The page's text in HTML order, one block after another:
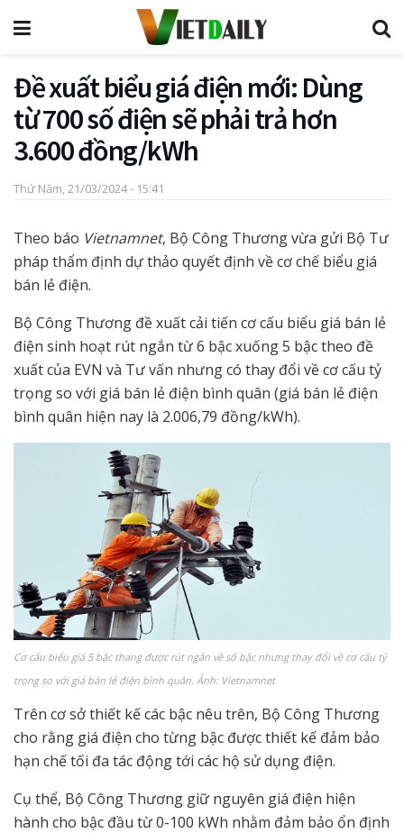
Đề xuất biểu giá điện mới: Dùng
từ 700 số điện sẽ phải trả hơn
3.600 đồng/kWh
Thứ Năm, 21/03/2024 - 15:41
Theo báo Vietnamnet, Bộ Công Thương vừa gửi Bộ Tư
pháp thẩm định dự thảo quyết định về cơ chế biểu giá
bán lẻ điện.
Bộ Công Thương đề xuất cải tiến cơ cấu biểu giá bán lẻ
điện sinh hoạt rút ngắn từ 6 bậc xuống 5 bậc theo đề
xuất của EVN và Tư vấn nhưng có thay đổi về cơ cấu tỷ
trọng so với giá bán lẻ điện bình quân (giá bán lẻ điện
bình quân hiện nay là 2.006,79 đồng/kWh).
Cơ cấu biểu giá 5 bậc thang được rút ngắn về số bậc nhưng thay đổi về cơ cấu tỷ
trọng so với giá bán lẻ điện bình quân. Ảnh: Vietnamnet
Trên cơ sở thiết kế các bậc nêu trên, Bộ Công Thương
cho rằng giá điện cho từng bậc được thiết kế đảm bảo
hạn chế tối đa tác động tới các hộ sử dụng điện.
Cụ thể, Bộ Công Thương giữ nguyên giá điện hiện
hành cho bậc đầu từ 0-100 kWh nhằm đảm bảo ổn định